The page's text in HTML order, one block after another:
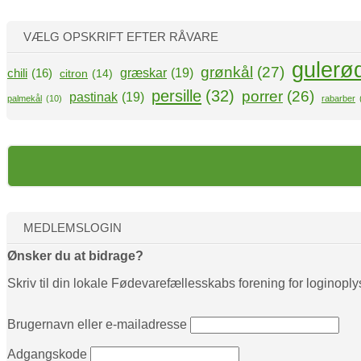
VÆLG OPSKRIFT EFTER RÅVARE
chili (16) citron (14) græskar (19) grønkål (27)
palmekål (10) pastinak (19) persille (32) porrer (26) rabarber
MEDLEMSLOGIN
Ønsker du at bidrage?
Skriv til din lokale Fødevarefællesskabs forening for
Brugernavn eller e-mailadresse
Adgangskode